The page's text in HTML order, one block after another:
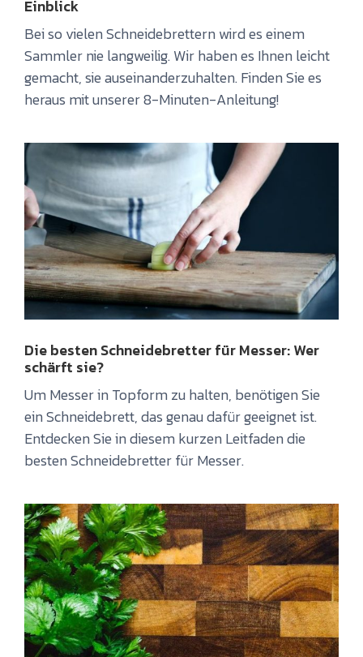
Einblick
Bei so vielen Schneidebrettern wird es einem
Sammler nie langweilig. Wir haben es Ihnen leicht
gemacht, sie auseinanderzuhalten. Finden Sie es
heraus mit unserer 8-Minuten-Anleitung!
Die besten Schneidebretter für Messer: Wer
schärft sie?
Um Messer in Topform zu halten, benötigen Sie
ein Schneidebrett, das genau dafür geeignet ist.
Entdecken Sie in diesem kurzen Leitfaden die
besten Schneidebretter für Messer.